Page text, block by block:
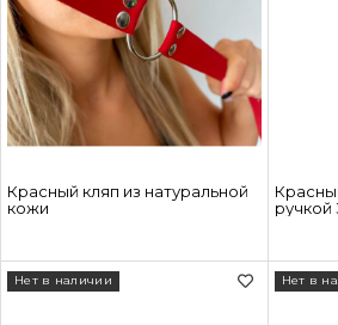
Красный кляп из натуральной
кожи
ручкой
Нет в наличии Нет в